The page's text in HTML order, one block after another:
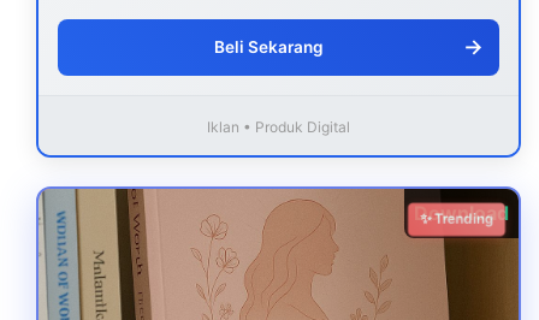
Beli Sekarang →
Iklan • Produk Digital
Download
✨ Trending